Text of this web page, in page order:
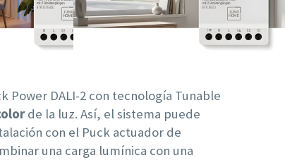
Power DALI-2 con tecnología Tunable
de la luz. Así, el sistema puede
con el Puck actuador de
una carga lumínica con una